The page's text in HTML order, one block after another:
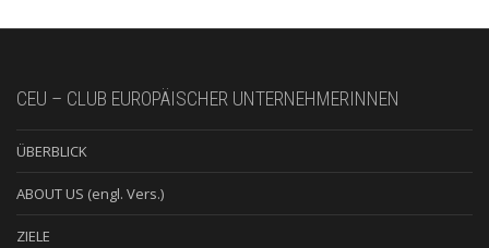
CEU – CLUB EUROPÄISCHER UNTERNEHMERINNEN
ÜBERBLICK
ABOUT US (engl. Vers.)
ZIELE